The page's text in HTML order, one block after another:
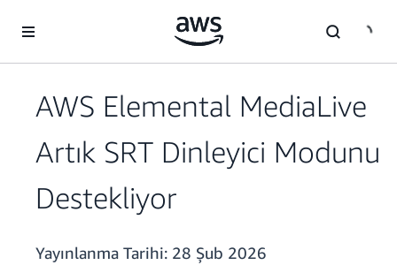
AWS Elemental MediaLive
Artık SRT Dinleyici Modunu
Destekliyor
Yayınlanma Tarihi: 28 Şub 2026